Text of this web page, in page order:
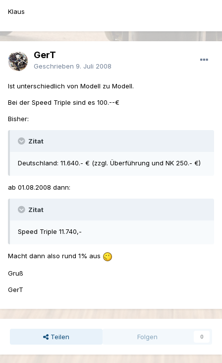
Klaus
GerT
Geschrieben 9. Juli 2008
Ist unterschiedlich von Modell zu Modell.
Bei der Speed Triple sind es 100.--€
Bisher:
Zitat
Deutschland: 11.640.- € (zzgl. Überführung und NK 250.- €)
ab 01.08.2008 dann:
Zitat
Speed Triple 11.740,-
Macht dann also rund 1% aus
Gruß
GerT
Teilen Folgen 0